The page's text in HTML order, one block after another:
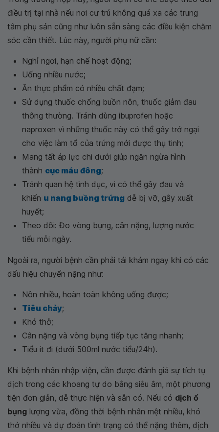
điều trị tại nhà nếu nơi cư trú không quá xa các trung
tâm phụ sản cũng như luôn sẵn sàng các điều kiện chăm
sóc cần thiết. Lúc này, người phụ nữ cần:
Nghỉ ngơi, hạn chế hoạt động;
Uống nhiều nước;
Ăn thực phẩm có nhiều chất đạm;
Sử dụng thuốc chống buồn nôn, thuốc giảm đau
thông thường. Tránh dùng ibuprofen hoặc
naproxen vì những thuốc này có thể gây trở ngại
cho việc làm tổ của trứng mới được thụ tinh;
Mang tất áp lực chi dưới giúp ngăn ngừa hình
thành cục máu đông;
Tránh quan hệ tình dục, vì có thể gây đau và
khiến u nang buồng trứng dễ bị vỡ, gây xuất
huyết;
Theo dõi: Đo vòng bụng, cân nặng, lượng nước
tiểu mỗi ngày.
Ngoài ra, người bệnh cần phải tái khám ngay khi có các
dấu hiệu chuyển nặng như:
Nôn nhiều, hoàn toàn không uống được;
Tiêu chảy;
Khó thở;
Cân nặng và vòng bụng tiếp tục tăng nhanh;
Tiểu ít đi (dưới 500ml nước tiểu/24h).
Khi bệnh nhân nhập viện, cần được đánh giá sự tích tụ
dịch trong các khoang tự do bằng siêu âm, một phương
tiện đơn giản, dễ thực hiện và sẵn có. Nếu có dịch ổ
bụng lượng vừa, đồng thời bệnh nhân mệt nhiều, khó
thở nhiều và dự đoán tình trạng có thể nặng thêm, dịch